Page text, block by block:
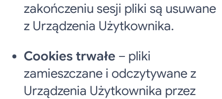
zakończeniu sesji pliki są usuwane
z Urządzenia Użytkownika.
Cookies trwałe – pliki
zamieszczane i odczytywane z
Urządzenia Użytkownika przez